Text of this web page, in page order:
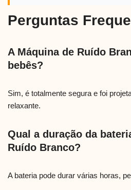
Perguntas
A Máquina de Ruído
bebês?
Sim, é totalmente segura e foi
relaxante.
Qual a duração da
Ruído Branco?
A bateria pode durar várias horas,